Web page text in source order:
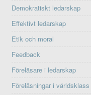
Demokratiskt ledarskap
Effektivt ledarskap
Etik och moral
Feedback
Föreläsare i ledarskap
Föreläsningar i världsklass